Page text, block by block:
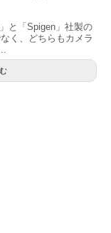
と「Spigen」社製の
く、どちらもカメラ